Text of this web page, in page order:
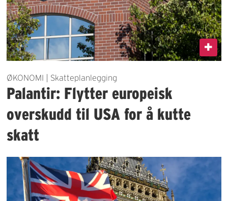
ØKONOMI | Skatteplanlegging
Palantir: Flytter europeisk
overskudd til USA for å kutte
skatt